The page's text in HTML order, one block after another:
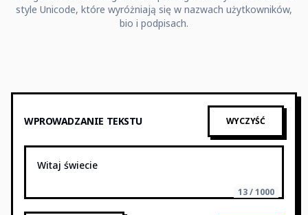
style Unicode, które wyróżniają się w nazwach użytkowników,
bio i podpisach.
WPROWADZANIE TEKSTU WYCZYŚĆ
13 / 1000